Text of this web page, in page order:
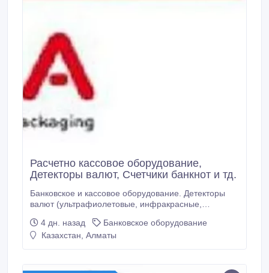
Расчетно кассовое оборудование,
Детекторы валют, Счетчики банкнот и тд.
Банковское и кассовое оборудование. Детекторы
валют (ультрафиолетовые, инфракрасные,
монет; Упаковщики и сортировщики банкнот
различного уровня. Быстрый и качественный
4 дн. назад
Банковское оборудование
Казахстан, Алматы